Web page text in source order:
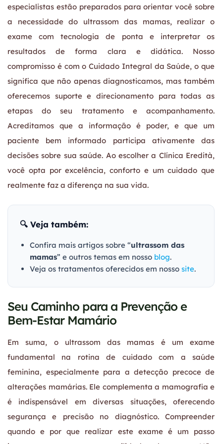
especialistas estão preparados para orientar você sobre
a necessidade do ultrassom das mamas, realizar o
exame com tecnologia de ponta e interpretar os
resultados de forma clara e didática. Nosso
compromisso é com o Cuidado Integral da Saúde, o que
significa que não apenas diagnosticamos, mas também
oferecemos suporte e direcionamento para todas as
etapas do seu tratamento e acompanhamento.
Acreditamos que a informação é poder, e que um
paciente bem informado participa ativamente das
decisões sobre sua saúde. Ao escolher a Clínica Eredità,
você opta por excelência, conforto e um cuidado que
realmente faz a diferença na sua vida.
🔍 Veja também:
Confira mais artigos sobre “ultrassom das
mamas” e outros temas em nosso blog.
Veja os tratamentos oferecidos em nosso site.
Seu Caminho para a Prevenção e
Bem-Estar Mamário
Em suma, o ultrassom das mamas é um exame
fundamental na rotina de cuidado com a saúde
feminina, especialmente para a detecção precoce de
alterações mamárias. Ele complementa a mamografia e
é indispensável em diversas situações, oferecendo
segurança e precisão no diagnóstico. Compreender
quando e por que realizar este exame é um passo